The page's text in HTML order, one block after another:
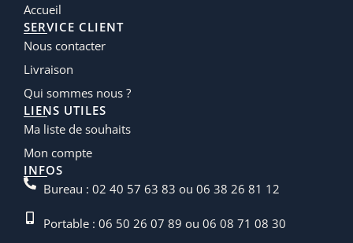
Accueil
SERVICE CLIENT
Nous contacter
Livraison
Qui sommes nous ?
LIENS UTILES
Ma liste de souhaits
Mon compte
INFOS
Bureau : 02 40 57 63 83 ou 06 38 26 81 12
Portable : 06 50 26 07 89 ou 06 08 71 08 30